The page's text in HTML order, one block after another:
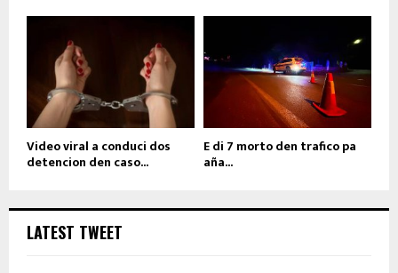
Video viral a conduci dos
detencion den caso...
E di 7 morto den trafico pa
aña...
LATEST TWEET